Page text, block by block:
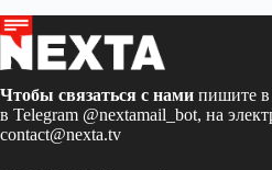
Чтобы связаться с нами пишите в
в Telegram @nextamail_bot, на
contact@nexta.tv